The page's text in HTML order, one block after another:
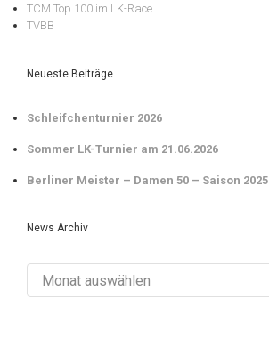
TCM Top 100 im LK-Race
TVBB
Neueste Beiträge
Schleifchenturnier 2026
Sommer LK-Turnier am 21.06.2026
Berliner Meister – Damen 50 – Saison 2025
News Archiv
Archiv